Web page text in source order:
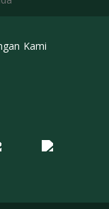
Kami
ER
Logo Diagnos